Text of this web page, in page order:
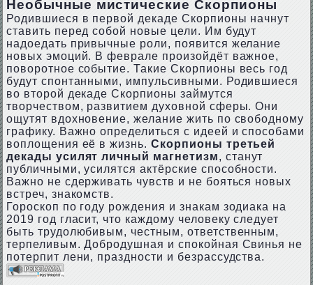
Необычные мистические Скорпионы
Родившиеся в первой декаде Скорпионы начнут
ставить перед собой новые цели. Им будут
надоедать привычные роли, появится желание
новых эмоций. В феврале произойдёт важное,
поворотное событие. Такие Скорпионы весь год
будут спонтанными, импульсивными. Родившиеся
во второй декаде Скорпионы займутся
творчеством, развитием духовной сферы. Они
ощутят вдохновение, желание жить по свободному
графику. Важно определиться с идеей и способами
воплощения её в жизнь.Скорпионы третьей
декады усилят личный магнетизм, станут
публичными, усилятся актёрские способности.
Важно не сдерживать чувств и не бояться новых
встреч, знакомств.
Гороскоп по году рождения и знакам зодиака на
2019 год гласит, что каждому человеку следует
быть трудолюбивым, честным, ответственным,
терпеливым. Добродушная и спокойная Свинья не
потерпит лени, праздности и безрассудства.